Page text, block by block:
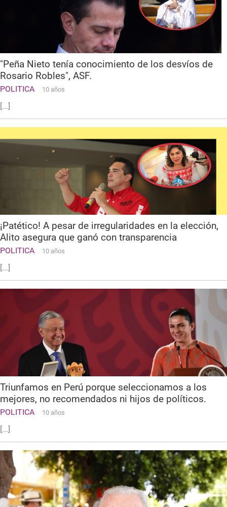
"Peña Nieto tenía conocimiento de los desvíos de
Rosario Robles", ASF.
POLITICA 10 años
[...]
¡Patético! A pesar de irregularidades en la elección,
Alito asegura que ganó con transparencia
POLITICA 10 años
[...]
Triunfamos en Perú porque seleccionamos a los
mejores, no recomendados ni hijos de políticos.
POLITICA 10 años
[...]